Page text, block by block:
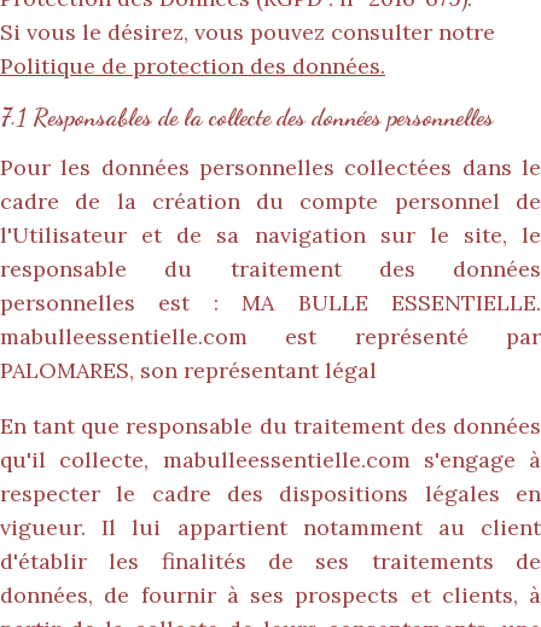
Si vous le désirez, vous pouvez consulter notre
Politique de protection des données.
7.1 Responsables de la collecte des données personnelles
Pour les données personnelles collectées dans le
cadre de la création du compte personnel de
l'Utilisateur et de sa navigation sur le site, le
responsable du traitement des données
personnelles est : MA BULLE ESSENTIELLE.
mabulleessentielle.com est représenté par
PALOMARES, son représentant légal
En tant que responsable du traitement des données
qu'il collecte, mabulleessentielle.coms'engage à
respecter le cadre des dispositions légales en
vigueur. Il lui appartient notamment au client
d'établir les finalités de ses traitements de
données, de fournir à ses prospects et clients, à